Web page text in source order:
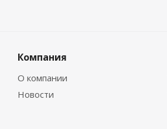
Компания
О компании
Новости